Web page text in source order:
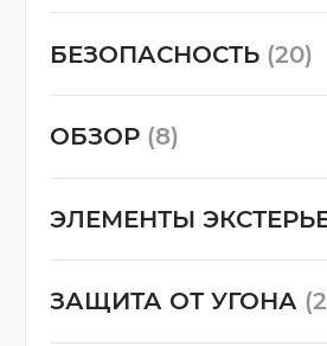
БЕЗОПАСНОСТЬ (20)
ОБЗОР (8)
ЭЛЕМЕНТЫ
ЗАЩИТА ОТ УГОНА